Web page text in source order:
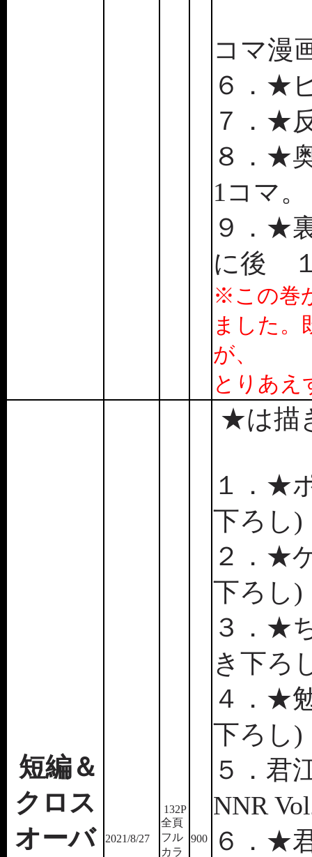
コマ漫
６．★
７．★
８．★
1コマ。
９．★
に後
※この巻
ました。
が、
とりあえ
短編＆
クロス
オーバ
2021/8/27
132P
全頁
フル
カラ
900
★は描
１．★
下ろ
２．★
下ろ
３．★
き下
４．★
下ろ
５．君
NNR
６．★